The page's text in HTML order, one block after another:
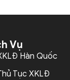
Vụ
Hàn Quốc
Tục XKLĐ